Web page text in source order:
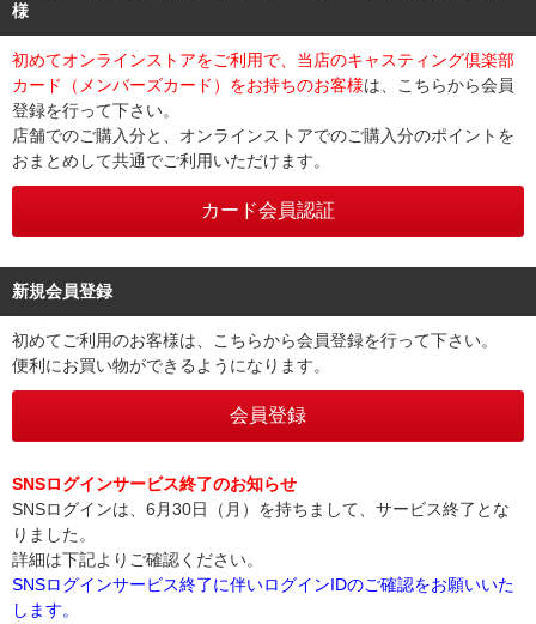
様
初めてオンラインストアをご利用で、当店のキャスティング倶楽部
カード（メンバーズカード）をお持ちのお客様は、こちらから会員
登録を行って下さい。
店舗でのご購入分と、オンラインストアでのご購入分のポイントを
おまとめして共通でご利用いただけます。
新規会員登録
初めてご利用のお客様は、こちらから会員登録を行って下さい。
便利にお買い物ができるようになります。
SNSログインサービス終了のお知らせ
SNSログインは、6月30日（月）を持ちまして、サービス終了とな
りました。
詳細は下記よりご確認ください。
SNSログインサービス終了に伴いログインIDのご確認をお願いいた
します。